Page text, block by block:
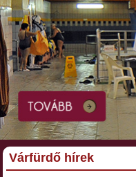
Várfürdő hírek